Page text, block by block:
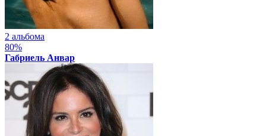
2 альбома
80%
Габриель Анвар